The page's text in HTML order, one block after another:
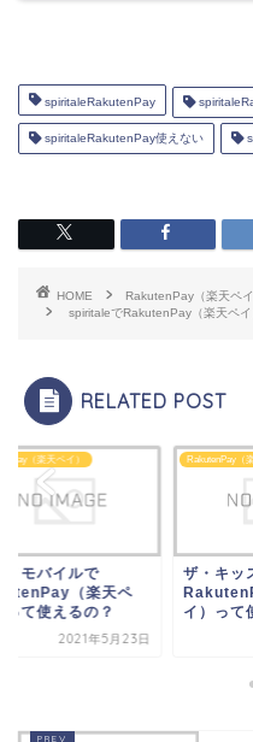
spiritaleRakutenPay
spiritaleRakutenPay使えない
HOME
RakutenPay（楽天ペイ
spiritaleでRakutenPay（楽天ペイ
RELATED POST
（楽天ペイ）
キッスで
（楽天ペ
って使えるの？
2020年12月7日
RakutenPay（
イ）って